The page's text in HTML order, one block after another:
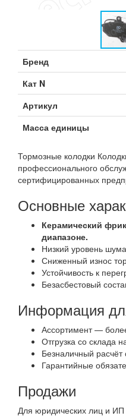
Бренд
Кат N
Артикул
Масса единицы
Тормозные колодки
профессионального
сертифицированных
Основные
Керамический
диапазоне.
Низкий уровень
Сниженный износ
Устойчивость к
Безасбестовый
Информация
Ассортимент —
Отгрузка со склада
Безналичный
Гарантийные
Продажи
Для юридических лиц и ИП